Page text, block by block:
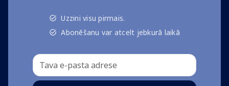
Uzzini visu pirmais.
Abonēšanu var atcelt jebkurā laikā